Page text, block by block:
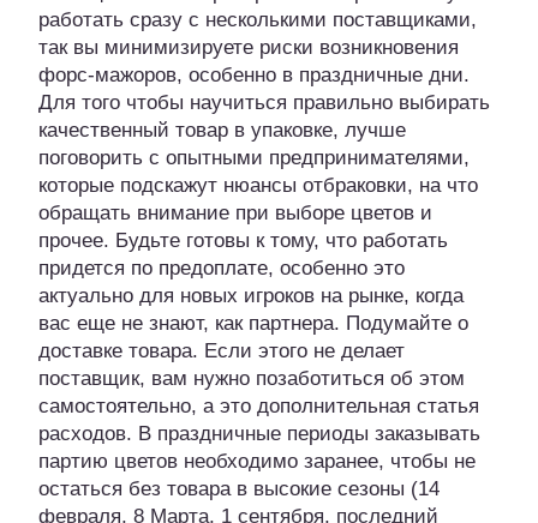
работать сразу с несколькими поставщиками,
так вы минимизируете риски возникновения
форс-мажоров, особенно в праздничные дни.
Для того чтобы научиться правильно выбирать
качественный товар в упаковке, лучше
поговорить с опытными предпринимателями,
которые подскажут нюансы отбраковки, на что
обращать внимание при выборе цветов и
прочее. Будьте готовы к тому, что работать
придется по предоплате, особенно это
актуально для новых игроков на рынке, когда
вас еще не знают, как партнера. Подумайте о
доставке товара. Если этого не делает
поставщик, вам нужно позаботиться об этом
самостоятельно, а это дополнительная статья
расходов. В праздничные периоды заказывать
партию цветов необходимо заранее, чтобы не
остаться без товара в высокие сезоны (14
февраля, 8 Марта, 1 сентября, последний